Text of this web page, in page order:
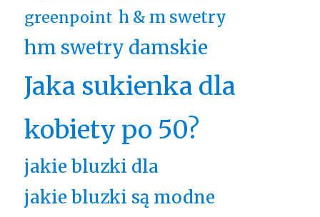
greenpoint h & m swetry
hm swetry damskie
Jaka sukienka dla
kobiety po 50?
jakie bluzki dla
jakie bluzki są modne